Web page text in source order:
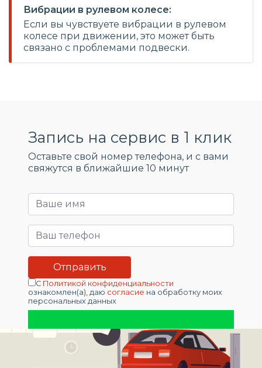
Вибрации в рулевом колесе:
Если вы чувствуете вибрации в рулевом
колесе при движении, это может быть
связано с проблемами подвески.
Запись на сервис в 1 клик
Оставьте свой номер телефона, и c вами
свяжутся в ближайшие 10 минут
С Политикой конфиденциальности
ознакомлен(а), даю согласие на обработку моих
персональных данных